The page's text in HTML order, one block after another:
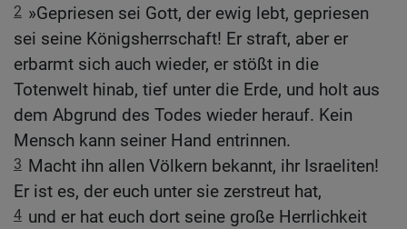
2 »Gepriesen sei Gott, der ewig lebt, gepriesen
sei seine Königsherrschaft! Er straft, aber er
erbarmt sich auch wieder, er stößt in die
Totenwelt hinab, tief unter die Erde, und holt aus
dem Abgrund des Todes wieder herauf. Kein
Mensch kann seiner Hand entrinnen.
3 Macht ihn allen Völkern bekannt, ihr Israeliten!
Er ist es, der euch unter sie zerstreut hat,
4 und er hat euch dort seine große Herrlichkeit